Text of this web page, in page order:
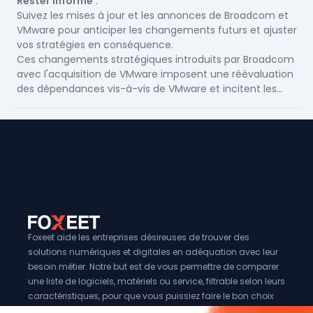
Xen Orchestra pour importer des VM depuis VMware.
Tester et Valider:
Après la migration, testez toutes les machines virtuelles
pour vous assurer qu'elles fonctionnent correctement
dans le nouvel environnement.
Vérifiez les performances et ajustez les configurations si
nécessaire pour optimiser l'utilisation des ressources.
Suivez les mises à jour et les annonces de Broadcom et
VMware pour anticiper les changements futurs et ajuster
vos stratégies en conséquence.
Ces changements stratégiques introduits par Broadcom
avec l'acquisition de VMware imposent une réévaluation
des dépendances vis-à-vis de VMware et incitent les
alternatives pour leurs besoins en virtualisation.
Foxeet aide les entreprises désireuses de trouver des
solutions numériques et digitales en adéquation avec leur
besoin métier. Notre but est de vous permettre de comparer
une liste de logiciels, matériels ou service, filtrable selon leurs
caractéristiques, pour que vous puissiez faire le bon choix